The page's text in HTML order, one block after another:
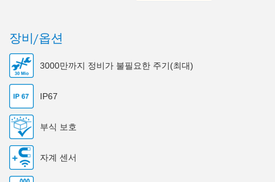
장비/옵션
3000만까지 정비가 불필요한 주기(최대)
IP67
부식 보호
자계 센서